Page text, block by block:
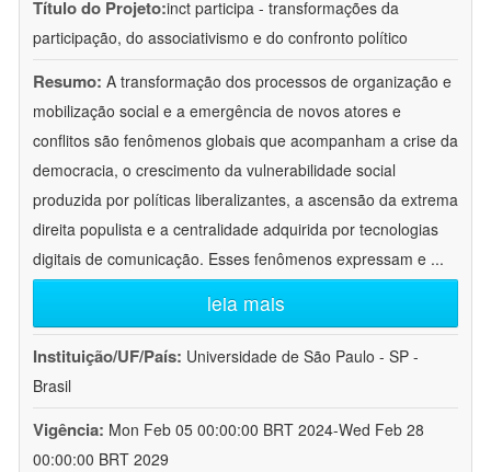
Título do Projeto:inct participa - transformações da
participação, do associativismo e do confronto político
Resumo: A transformação dos processos de organização e
mobilização social e a emergência de novos atores e
conflitos são fenômenos globais que acompanham a crise da
democracia, o crescimento da vulnerabilidade social
produzida por políticas liberalizantes, a ascensão da extrema
direita populista e a centralidade adquirida por tecnologias
digitais de comunicação. Esses fenômenos expressam e ...
leia mais
Instituição/UF/País: Universidade de São Paulo - SP -
Brasil
Vigência: Mon Feb 05 00:00:00 BRT 2024-Wed Feb 28
00:00:00 BRT 2029